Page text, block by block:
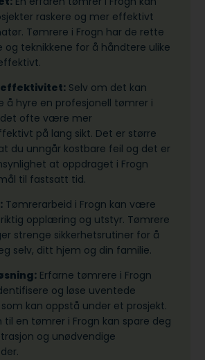
raskere og mer effektivt
Tømrere i Frogn har de rette
og teknikkene for å håndtere ulike
Selv om det kan
å hyre en profesjonell tømrer i
det ofte være mer
på lang sikt. Det er større
du unngår kostbare feil og det er
at oppdraget i Frogn
til fastsatt tid.
Tømrerarbeid i Frogn kan være
opplæring og utstyr. Tømrere
strenge sikkerhetsrutiner for å
selv, ditt hjem og din familie.
Erfarne tømrere i Frogn
og løse uventede
kan oppstå under et prosjekt.
til en tømrer i Frogn kan spare deg
og unødvendige